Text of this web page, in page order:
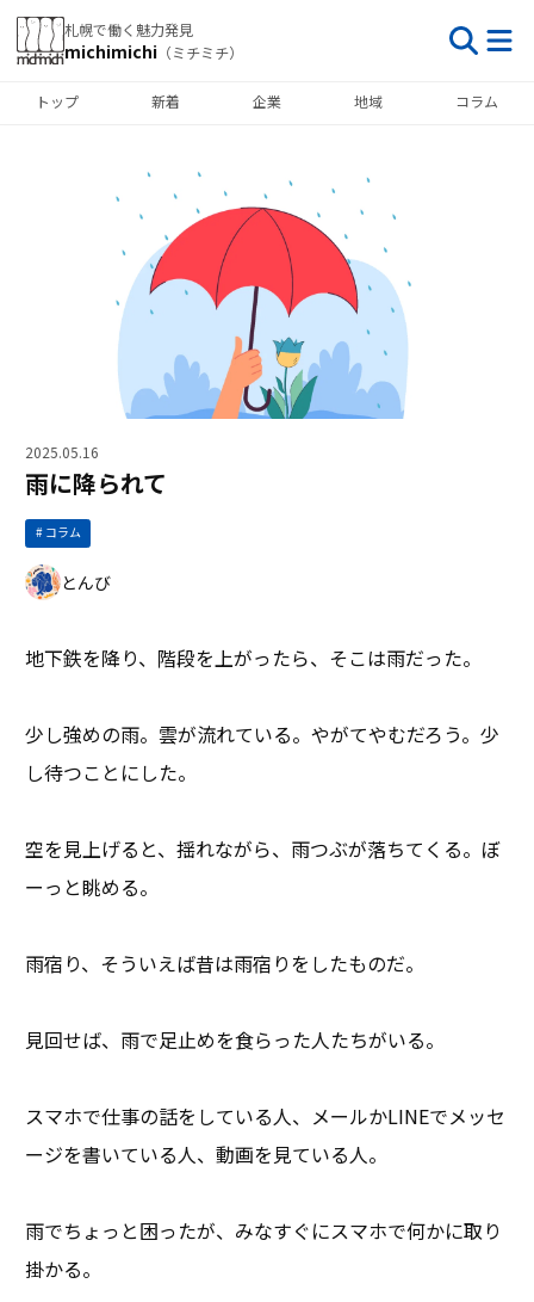
札幌で働く魅力発見
michimichi （ミチミチ）
トップ 新着 企業 地域 コラム
2025.05.16
雨に降られて
コラム
とんび
地下鉄を降り、階段を上がったら、そこは雨だった。
少し強めの雨。雲が流れている。やがてやむだろう。少
し待つことにした。
空を見上げると、揺れながら、雨つぶが落ちてくる。ぼ
ーっと眺める。
雨宿り、そういえば昔は雨宿りをしたものだ。
見回せば、雨で足止めを食らった人たちがいる。
スマホで仕事の話をしている人、メールかLINEでメッセ
ージを書いている人、動画を見ている人。
雨でちょっと困ったが、みなすぐにスマホで何かに取り
掛かる。